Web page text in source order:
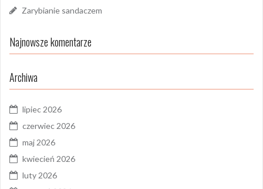
Zarybianie sandaczem
Najnowsze komentarze
Archiwa
lipiec 2026
czerwiec 2026
maj 2026
kwiecień 2026
luty 2026